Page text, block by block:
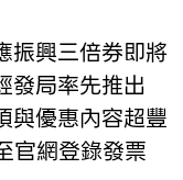
振興三倍券即將
發局率先推出
與優惠內容超豐
官網登錄發票